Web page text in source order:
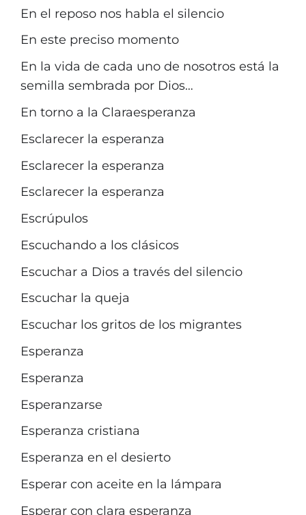
En el reposo nos habla el silencio
En este preciso momento
En la vida de cada uno de nosotros está la
semilla sembrada por Dios…
En torno a la Claraesperanza
Esclarecer la esperanza
Esclarecer la esperanza
Esclarecer la esperanza
Escrúpulos
Escuchando a los clásicos
Escuchar a Dios a través del silencio
Escuchar la queja
Escuchar los gritos de los migrantes
Esperanza
Esperanza
Esperanzarse
Esperanza cristiana
Esperanza en el desierto
Esperar con aceite en la lámpara
Esperar con clara esperanza